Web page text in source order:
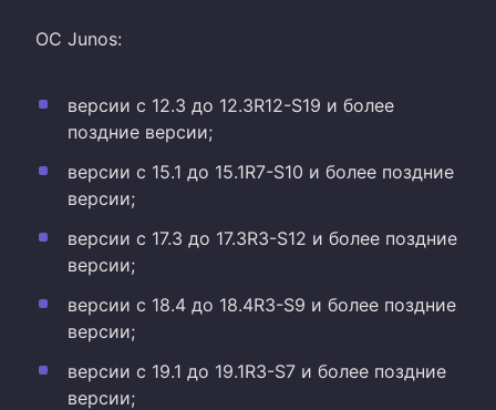
ОС Junos:
версии с 12.3 до 12.3R12-S19 и более
поздние версии;
версии с 15.1 до 15.1R7-S10 и более поздние
версии;
версии с 17.3 до 17.3R3-S12 и более поздние
версии;
версии с 18.4 до 18.4R3-S9 и более поздние
версии;
версии с 19.1 до 19.1R3-S7 и более поздние
версии;